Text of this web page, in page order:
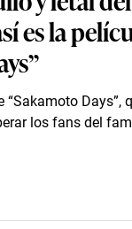
es la
Days”,
los fans del